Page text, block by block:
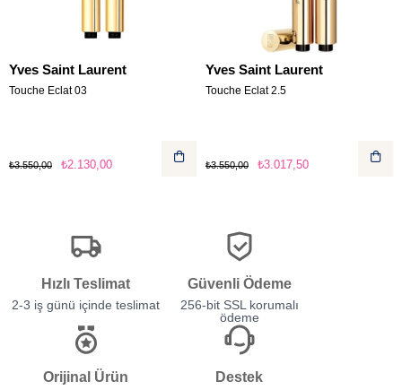
Yves Saint Laurent
Touche Eclat 03
₺2.130,00
₺3.550,00
Yves Saint Laurent
Touche Eclat 2.5
₺3.017,50
₺3.550,00
Hızlı Teslimat
2-3 iş günü içinde teslimat
Güvenli Ödeme
256-bit SSL korumalı
ödeme
Orijinal Ürün Destek